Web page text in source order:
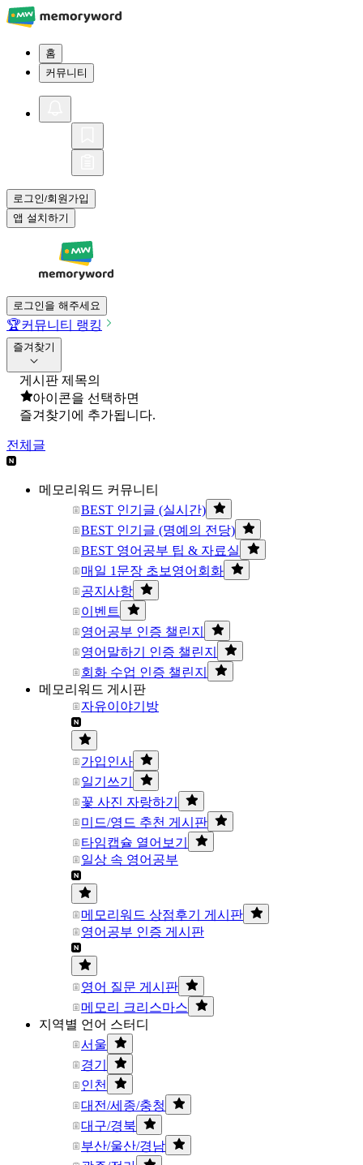
홈
커뮤니티
로그인/회원가입
앱 설치하기
로그인을 해주세요
🏆커뮤니티 랭킹
즐겨찾기
게시판 제목의
아이콘을 선택하면
즐겨찾기에 추가됩니다.
전체글
메모리워드 커뮤니티
BEST 인기글 (실시간)
BEST 인기글 (명예의 전당)
BEST 영어공부 팁 & 자료실
매일 1문장 초보영어회화
공지사항
이벤트
영어공부 인증 챌린지
영어말하기 인증 챌린지
회화 수업 인증 챌린지
메모리워드 게시판
자유이야기방
가입인사
일기쓰기
꽃 사진 자랑하기
미드/영드 추천 게시판
타임캡슐 열어보기
일상 속 영어공부
메모리워드 상점후기 게시판
영어공부 인증 게시판
영어 질문 게시판
메모리 크리스마스
지역별 언어 스터디
서울
경기
인천
대전/세종/충청
대구/경북
부산/울산/경남